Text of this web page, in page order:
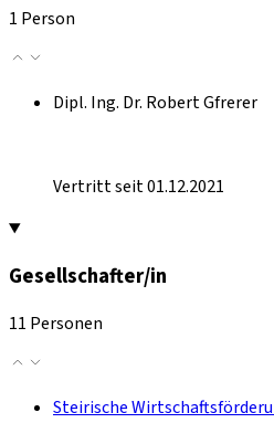
1 Person
Dipl. Ing. Dr. Robert Gfrerer
Vertritt seit 01.12.2021
Gesellschafter/in
11 Personen
Steirische